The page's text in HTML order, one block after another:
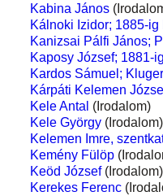
Kabina János
Kálnoki Izidor; 1885-ig
Kanizsai Pálfi János;
Kaposy József; 1881-
Kardos Sámuel; Kluger
Kárpáti Kelemen
Kele Antal (Irodalom)
Kele György (Irodalom)
Kelemen Imre,
Kemény Fülöp
Keöd József(Irodalom)
Kerekes Ferenc